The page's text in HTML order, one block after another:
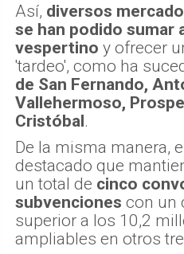
Así, diversos
se han podido sumar
vespertino y ofrecer
'tardeo', como ha
de San Fernando,
Vallehermoso,
Cristóbal.
De la misma manera,
destacado que
un total de cinco
subvenciones con un
superior a los 10,2
ampliables en otros